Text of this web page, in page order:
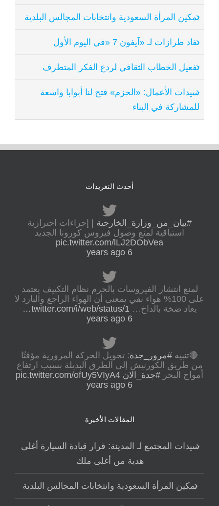
تمكين المرأة السعودية وانتخابات المجالس البلدية
نفاد طرازات لـ «آيفون 7 «في اليوم الأول
تفعيل الخطاب الثقافي لردع الفكر المتطرف
سيدات الأعمال: «الحزم» فتح لنا أبوابا واسعة
للمشاركة في البناء
أحدث التغريدات
#بيان_من_وزارة_الخارجية | إجراءات احترازية
استباقية لمنع وصول فيروس كورونا الجديد
pic.twitter.com/lLJ2DObVea
6 years ago
لمنع انتشار الفيروسات بالحرم نظام التكييف يعتمد
على 100% هواء نقي بمعنى أن الهواء الراجع والبارد لا
يعاد ضخة بالداخ… twitter.com/i/web/status/1…
6 years ago
🔴تنبيه #مرور_جدة: تحويل الحركة المرورية مؤقتًا
من طريق الكورنيش إلى الطرق البديلة بسبب ارتفاع
أمواج البحر #جدة_الان pic.twitter.com/ofUy5VIyA4
6 years ago
المقالات الأخيرة
سيدات المجتمع لـ المدينة: قرار قيادة السيارة أغلى
هدية من أغلى ملك
تمكين المرأة السعودية وانتخابات المجالس البلدية